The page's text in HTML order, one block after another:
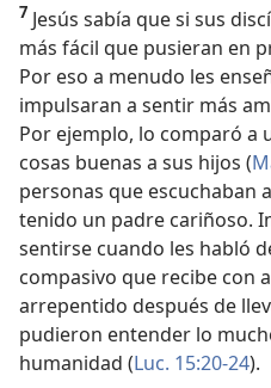
7 Jesús sabía que si sus
más fácil que pusieran en
Por eso a menudo les
impulsaran a sentir más
Por ejemplo, lo comparó a
cosas buenas a sus hijos (
personas que escuchaban
tenido un padre cariñoso.
sentirse cuando les habló
compasivo que recibe con
arrepentido después de
pudieron entender lo
humanidad (Luc. 15:20-24).